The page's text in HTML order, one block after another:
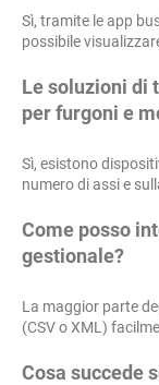
Sì, tramite le app
possibile
Le soluzioni di
per furgoni e
Sì, esistono
numero di assi e
Come posso
gestionale?
La maggior parte
(CSV o XML)
Cosa succede